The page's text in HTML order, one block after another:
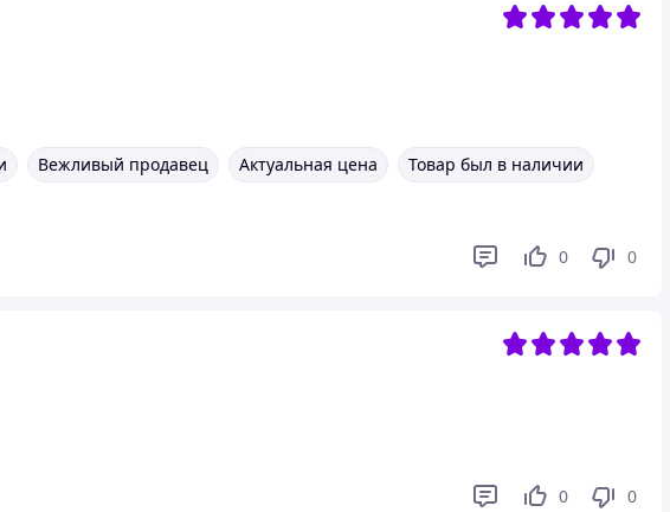
Вежливый продавец Актуальная цена
Товар был в наличии
0 0
0 0